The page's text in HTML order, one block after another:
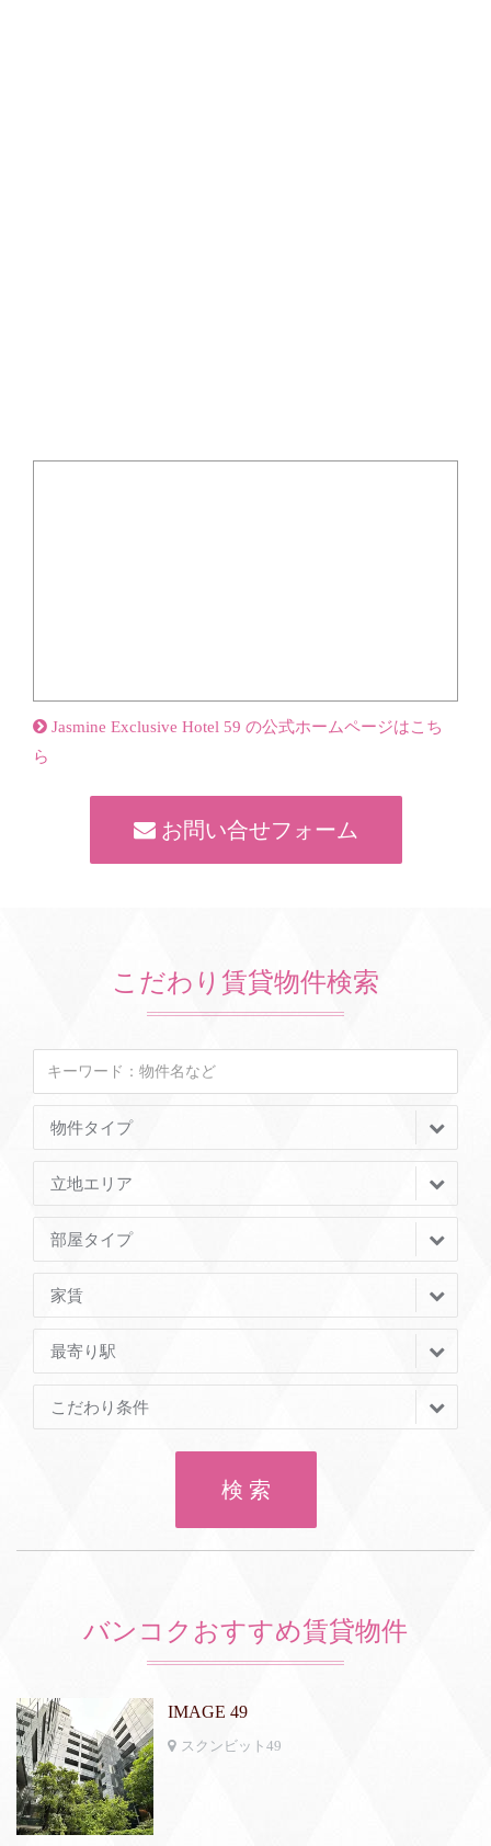
Jasmine Exclusive Hotel 59 の公式ホームページはこち
ら
お問い合せフォーム
こだわり賃貸物件検索
物件タイプ
立地エリア
部屋タイプ
家賃
最寄り駅
こだわり条件
検 索
バンコクおすすめ賃貸物件
IMAGE 49
スクンビット49